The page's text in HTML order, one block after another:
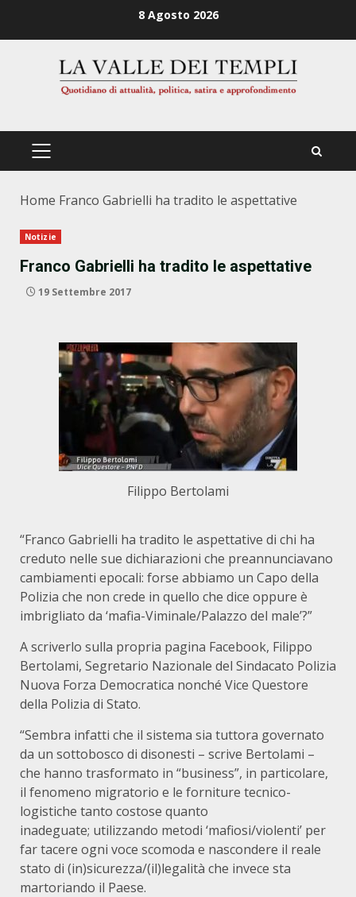
8 Agosto 2026
PRIMÄRES
Home Franco Gabrielli ha tradito le aspettative
Notizie
Franco Gabrielli ha tradito le aspettative
19 Settembre 2017
Filippo Bertolami
“Franco Gabrielli ha tradito le aspettative di chi ha
creduto nelle sue dichiarazioni che preannunciavano
cambiamenti epocali: forse abbiamo un Capo della
Polizia che non crede in quello che dice oppure è
imbrigliato da ‘mafia-Viminale/Palazzo del male’?”
A scriverlo sulla propria pagina Facebook, Filippo
Bertolami, Segretario Nazionale del Sindacato Polizia
Nuova Forza Democratica nonché Vice Questore
della Polizia di Stato.
“Sembra infatti che il sistema sia tuttora governato
da un sottobosco di disonesti – scrive Bertolami –
che hanno trasformato in “business”, in particolare,
il fenomeno migratorio e le forniture tecnico-
logistiche tanto costose quanto
inadeguate; utilizzando metodi ‘mafiosi/violenti’ per
far tacere ogni voce scomoda e nascondere il reale
stato di (in)sicurezza/(il)legalità che invece sta
martoriando il Paese.